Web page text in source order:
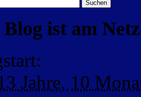
ist am
:
Jahre, 10